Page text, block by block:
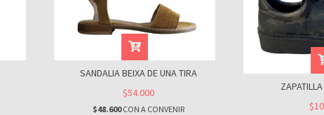
SANDALIA BEIXA DE UNA TIRA
$54.000
$48.600CON A CONVENIR